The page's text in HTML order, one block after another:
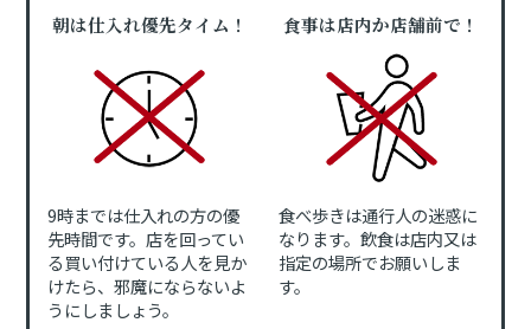
朝は仕入れ優先タイム！
9時までは仕入れの方の優
先時間です。店を回ってい
る買い付けている人を見か
けたら、邪魔にならないよ
うにしましょう。
食事は店内か店舗前で！
食べ歩きは通行人の迷惑に
なります。飲食は店内又は
指定の場所でお願いしま
す。